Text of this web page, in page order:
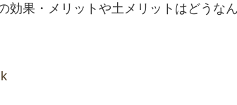
効果・メリットや土メリットはどうな